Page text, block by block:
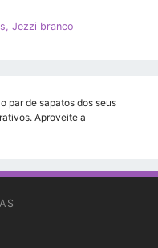
Jezzi branco
par de sapatos dos seus
Aproveite a